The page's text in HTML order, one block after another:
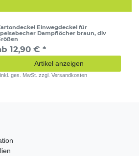
Einwegdeckel für
Dampflöcher braun, div
12,90 € *
Artikel anzeigen
inkl. ges. MwSt. zzgl.Versandkosten